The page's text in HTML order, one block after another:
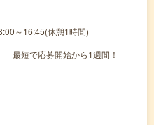
～16:45(休憩1時間)
最短で応募開始から1週間！